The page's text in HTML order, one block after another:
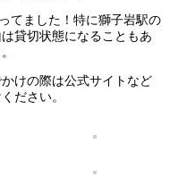
てました！特に獅子岩駅の
貸切状態になることもあ
けの際は公式サイトなど
ださい。